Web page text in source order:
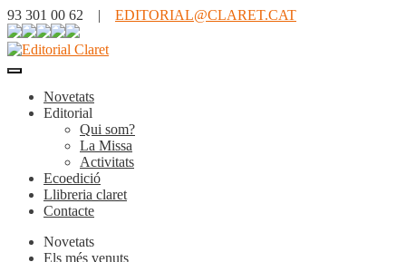
93 301 00 62 | EDITORIAL@CLARET.CAT
Novetats
Editorial
Qui som?
La Missa
Activitats
Ecoedició
Llibreria claret
Contacte
Novetats
Els més venuts